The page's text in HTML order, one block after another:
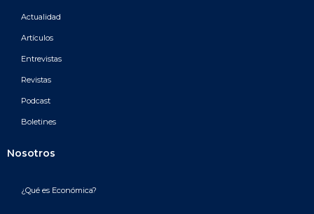
Actualidad
Artículos
Entrevistas
Revistas
Podcast
Boletines
Nosotros
¿Qué es Económica?